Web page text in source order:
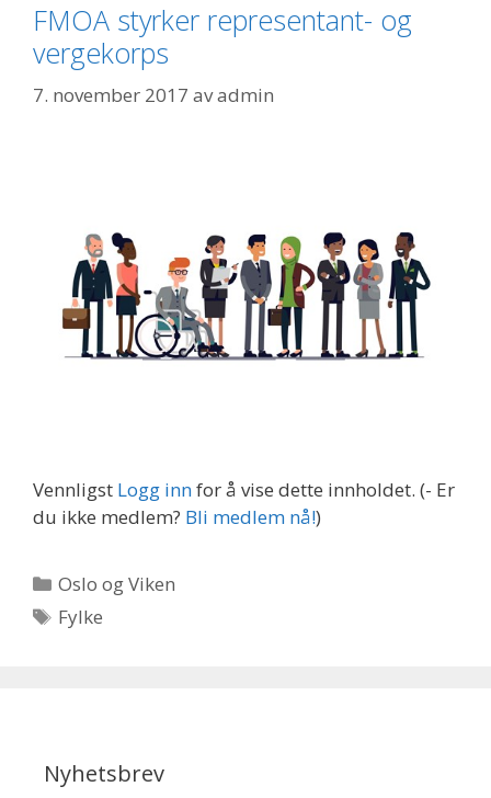
FMOA styrker representant- og
vergekorps
7. november 2017 avadmin
Vennligst Logg innfor å vise dette innholdet. (- Er
du ikke medlem? Bli medlem nå!)
Kategorier
Oslo og Viken
Stikkord
Fylke
Nyhetsbrev